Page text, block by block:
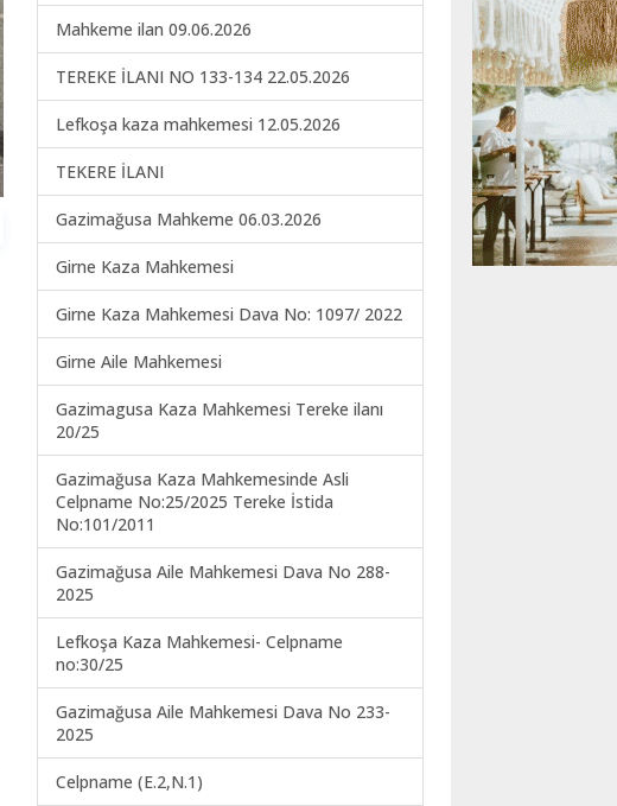
Mahkeme ilan 09.06.2026
TEREKE İLANI NO 133-134 22.05.2026
Lefkoşa kaza mahkemesi 12.05.2026
TEKERE İLANI
Gazimağusa Mahkeme 06.03.2026
Girne Kaza Mahkemesi
Girne Kaza Mahkemesi Dava No: 1097/ 2022
Girne Aile Mahkemesi
Gazimagusa Kaza Mahkemesi Tereke ilanı
20/25
Gazimağusa Kaza Mahkemesinde Asli
Celpname No:25/2025 Tereke İstida
No:101/2011
Gazimağusa Aile Mahkemesi Dava No 288-
2025
Lefkoşa Kaza Mahkemesi- Celpname
no:30/25
Gazimağusa Aile Mahkemesi Dava No 233-
2025
Celpname (E.2,N.1)